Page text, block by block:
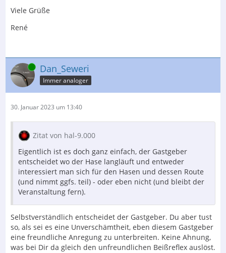
Viele Grüße
René
Online Dan_Seweri
Immer analoger
30. Januar 2023 um 13:40
Zitat von hal-9.000
Eigentlich ist es doch ganz einfach, der Gastgeber
entscheidet wo der Hase langläuft und entweder
interessiert man sich für den Hasen und dessen Route
(und nimmt ggfs. teil) - oder eben nicht (und bleibt der
Veranstaltung fern).
Selbstverständlich entscheidet der Gastgeber. Du aber tust
so, als sei es eine Unverschämtheit, eben diesem Gastgeber
eine freundliche Anregung zu unterbreiten. Keine Ahnung,
was bei Dir da gleich den unfreundlichen Beißreflex auslöst.